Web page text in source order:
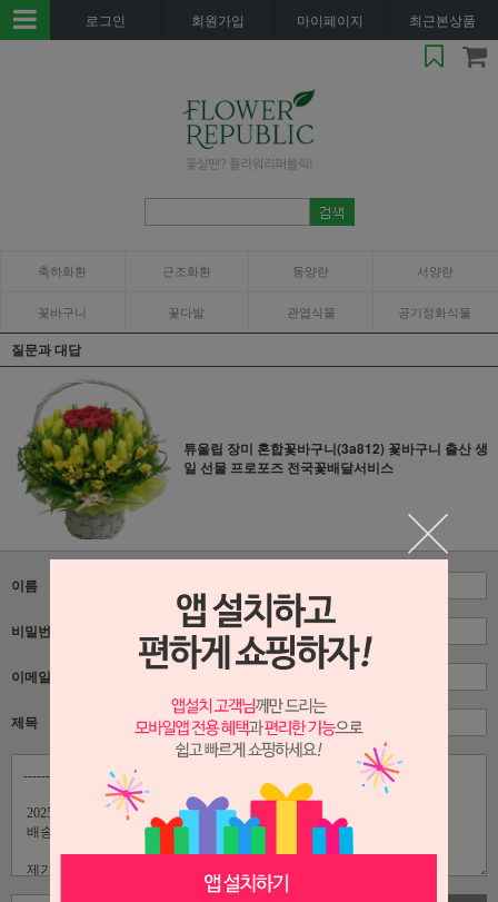
로그인 회원가입 마이페이지 최근본상품
축하화환 근조화환 동양란 서양란
꽃바구니 꽃다발 관엽식물 공기정화식물
질문과 대답
튜울립 장미 혼합꽃바구니(3a812) 꽃바구니 출산 생
일 선물 프로포즈 전국꽃배달서비스
이름
비밀번호
이메일
제목